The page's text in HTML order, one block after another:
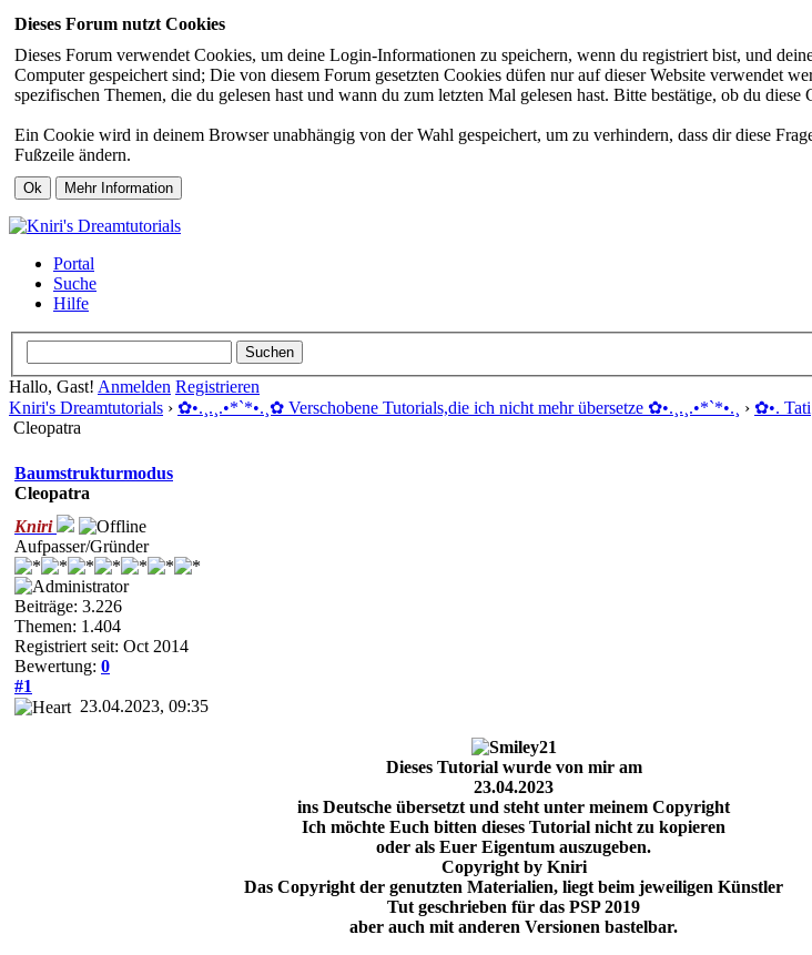
Dieses Forum nutzt Cookies
Dieses Forum verwendet Cookies, um deine Login-Informationen zu speichern, wenn du registriert bist, und
Computer gespeichert sind; Die von diesem Forum gesetzten Cookies düfen nur auf dieser Website verwendet
spezifischen Themen, die du gelesen hast und wann du zum letzten Mal gelesen hast. Bitte bestätige, ob du diese
Ein Cookie wird in deinem Browser unabhängig von der Wahl gespeichert, um zu verhindern, dass dir diese
Fußzeile ändern.
Portal
Suche
Hilfe
Hallo, Gast! Anmelden Registrieren
Kniri's Dreamtutorials › ✿ •.¸.¸.•*`*•.¸✿ Verschobene Tutorials,die ich nicht mehr übersetze ✿ •.¸.¸.•*`*•.¸ › ✿ •. Tati
Cleopatra
Baumstrukturmodus
Cleopatra
Kniri
Aufpasser/Gründer
Beiträge: 3.226
Themen: 1.404
Registriert seit: Oct 2014
Bewertung: 0
#1
23.04.2023, 09:35
Dieses Tutorial wurde von mir am
23.04.2023
ins Deutsche übersetzt und steht unter meinem Copyright
Ich möchte Euch bitten dieses Tutorial nicht zu kopieren
oder als Euer Eigentum auszugeben.
Copyright by Kniri
Das Copyright der genutzten Materialien, liegt beim jeweiligen Künstler
Tut geschrieben für das PSP 2019
aber auch mit anderen Versionen bastelbar.